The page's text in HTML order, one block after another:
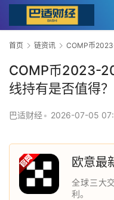
首页 链资讯 COMP币
COMP币2023-
线持有是否值得？
巴适财经• 2026-07-05
欧意最
全球三大
利。